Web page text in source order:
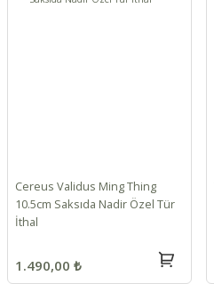
Cereus Validus Ming Thing
10.5cm Saksıda Nadir Özel Tür
İthal
1.490,00 ₺